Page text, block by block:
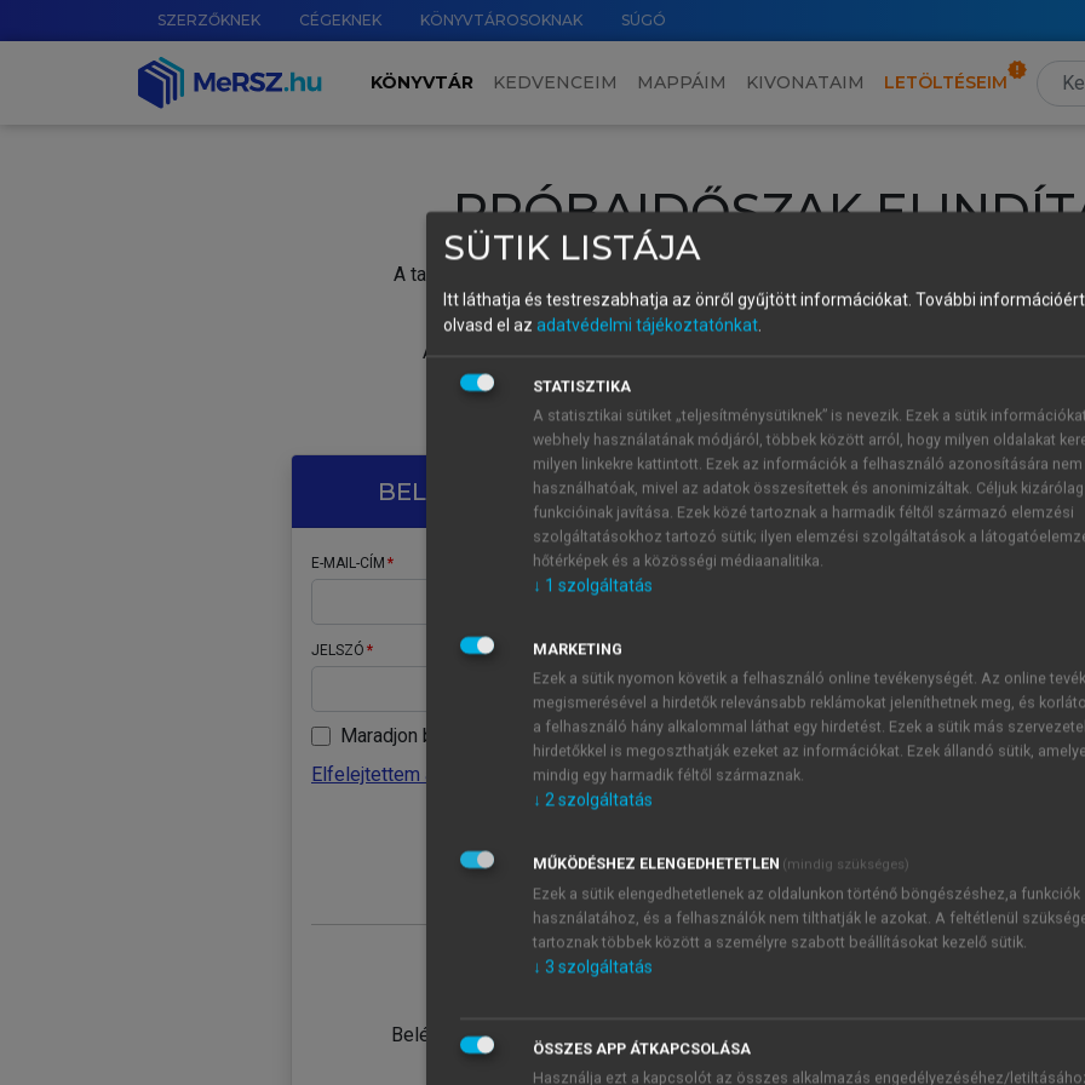
SZERZŐKNEK CÉGEKNEK KÖNYVTÁROSOKNAK SÚGÓ
KÖNYVTÁR KEDVENCEIM MAPPÁIM KIVONATAIM LETÖLTÉSEIM
PRÓBAIDŐSZAK
A tartalom megtekintéséhez lépj be a saját fiókoddal, iskolai azonosítóddal vagy
Új felhasználóként1 óra díjmentes hozzáférésrevagy
A próbaidőszak elindításához,
vagy hozz
A regisztráció után a
BELÉPÉS SAJÁT FIÓKKAL
E-MAIL-CÍM
JELSZÓ
Maradjon belépve
Elfelejtettem a jelszavamat
Belépés intézményi azonosítóval
ÚJ FIÓK
1 óra
JELSZÓ
Kérek értesítést a MeRSZ
Kérek értesítést az
SÜTIK LISTÁJA
Itt láthatja és testreszabhatja az önről gyűjtött információkat. További
olvasd el az adatvédelmi tájékoztatónkat.
STATISZTIKA
A statisztikai sütiket „teljesítménysütiknek” is nevezik. Ezek a sütik
webhely használatának módjáról, többek között arról, hogy milyen oldalakat
milyen linkekre kattintott. Ezek az információk a felhasználó azonosítására nem
használhatóak, mivel az adatok összesítettek és anonimizáltak. Céljuk
funkcióinak javítása. Ezek közé tartoznak a harmadik féltől származó elemzési
szolgáltatásokhoz tartozó sütik; ilyen elemzési szolgáltatások a
hőtérképek és a közösségi médiaanalitika.
↓ 1 szolgáltatás
MARKETING
Ezek a sütik nyomon követik a felhasználó online tevékenységét. Az online
megismerésével a hirdetők relevánsabb reklámokat jeleníthetnek meg, és
a felhasználó hány alkalommal láthat egy hirdetést. Ezek a sütik más
hirdetőkkel is megoszthatják ezeket az információkat. Ezek állandó sütik,
mindig egy harmadik féltől származnak.
↓ 2szolgáltatás
MŰKÖDÉSHEZ ELENGEDHETETLEN (mindig szükséges)
Ezek a sütik elengedhetetlenek az oldalunkon történő böngészéshez,a funkciók
használatához, és a felhasználók nem tilthatják le azokat. A feltétlenül
tartoznak többek között a személyre szabott beállításokat kezelő sütik.
↓ 3 szolgáltatás
ÖSSZES APP ÁTKAPCSOLÁSA
Használja ezt a kapcsolót az összes alkalmazás engedélyezéséhez/